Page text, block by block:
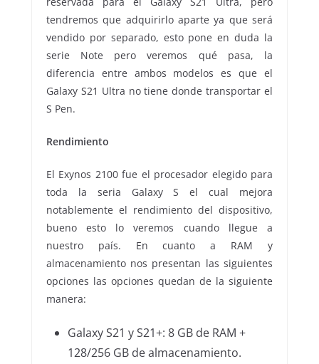
tendremos que adquirirlo aparte ya que será
vendido por separado, esto pone en duda la
serie Note pero veremos qué pasa, la
diferencia entre ambos modelos es que el
Galaxy S21 Ultra no tiene donde transportar el
S Pen.
Rendimiento
El Exynos 2100 fue el procesador elegido para
toda la seria Galaxy S el cual mejora
notablemente el rendimiento del dispositivo,
bueno esto lo veremos cuando llegue a
nuestro país. En cuanto a RAM y
almacenamiento nos presentan las siguientes
opciones las opciones quedan de la siguiente
manera:
Galaxy S21 y S21+: 8 GB de RAM +
128/256 GB de almacenamiento.